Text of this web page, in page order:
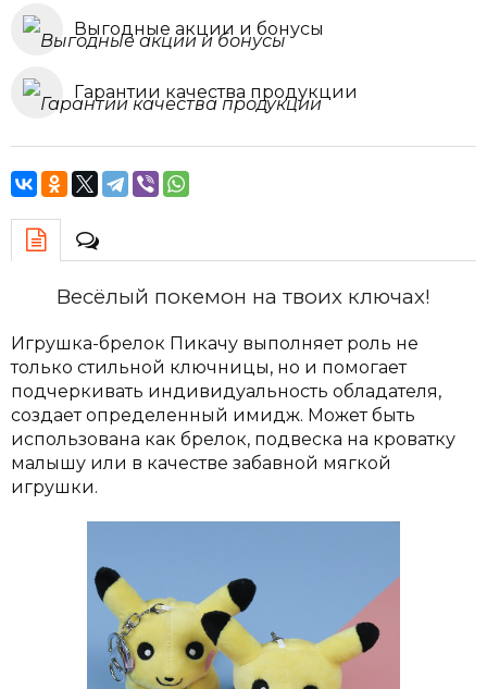
Выгодные акции и бонусы
Гарантии качества продукции
Весёлый покемон на твоих ключах!
Игрушка-брелок Пикачу выполняет роль не
только стильной ключницы, но и помогает
подчеркивать индивидуальность обладателя,
создает определенный имидж. Может быть
использована как брелок, подвеска на кроватку
малышу или в качестве забавной мягкой
игрушки.